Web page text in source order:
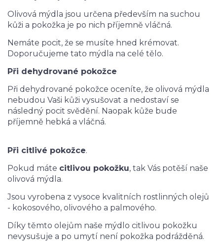
Olivová mýdla jsou určena především na suchou
kůži a pokožka je po nich příjemně vláčná.
Nemáte pocit, že se musíte hned krémovat.
Doporučujeme tato mýdla na celé tělo.
Při dehydrované pokožce
Při dehydrované pokožce oceníte, že olivová mýdla
nebudou Vaši kůži vysušovat a nedostaví se
následný pocit svědění. Naopak kůže bude
příjemně hebká a vláčná.
Při citlivé pokožce.
Pokud máte citlivou pokožku, tak Vás potěší naše
olivová mýdla.
Jsou vyrobena z vysoce kvalitních rostlinných olejů
- kokosového, olivového a palmového.
Díky těmto olejům naše mýdlo citlivou pokožku
nevysušuje a po umytí není pokožka podrážděná.